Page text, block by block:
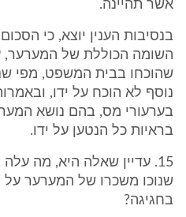
אשר תהיינה.
בנסיבות הענין יוצא, כי
שהוכחו בבית המשפט, מפי
נוסף לא הוכח על ידו,
בערעורי מס, בהם נושא
בראיות כל הנטען על ידו.
15. עדיין שאלה היא, מה
שנוכו משכרו של המערער
בחגיגה?